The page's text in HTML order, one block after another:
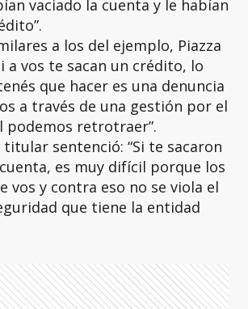
vaciado la cuenta y le habían
a los del ejemplo, Piazza
a vos te sacan un crédito, lo
que hacer es una denuncia
a través de una gestión por el
podemos retrotraer”.
sentenció: “Si te sacaron
es muy difícil porque los
vos y contra eso no se viola el
que tiene la entidad